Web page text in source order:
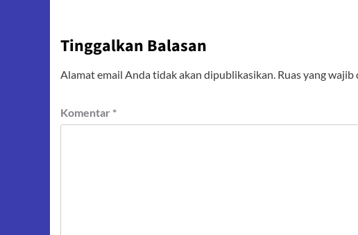
Tinggalkan Balasan
Alamat email Anda tidak akan dipublikasikan. Ruas yang
Komentar *